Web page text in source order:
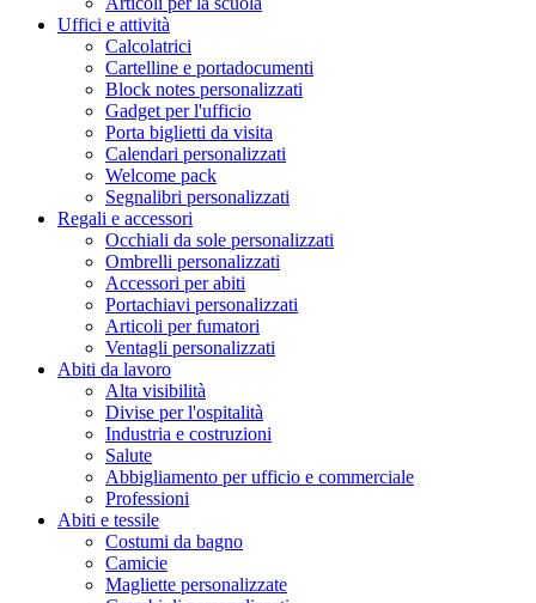
Uffici e attività
Calcolatrici
Cartelline e portadocumenti
Block notes personalizzati
Gadget per l'ufficio
Porta biglietti da visita
Calendari personalizzati
Welcome pack
Segnalibri personalizzati
Regali e accessori
Occhiali da sole personalizzati
Ombrelli personalizzati
Accessori per abiti
Portachiavi personalizzati
Articoli per fumatori
Ventagli personalizzati
Abiti da lavoro
Alta visibilità
Divise per l'ospitalità
Industria e costruzioni
Salute
Abbigliamento per ufficio e commerciale
Professioni
Abiti e tessile
Costumi da bagno
Camicie
Magliette personalizzate